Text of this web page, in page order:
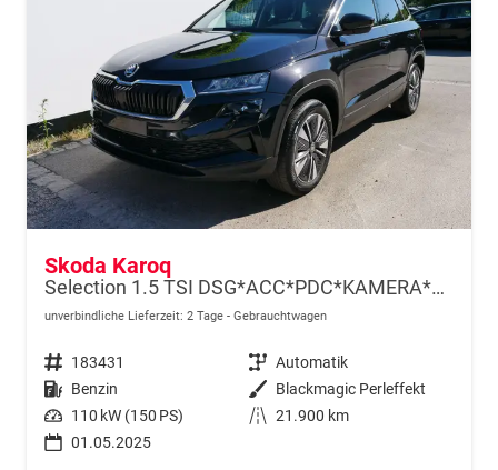
Skoda Karoq
Selection 1.5 TSI DSG*ACC*PDC*KAMERA*TEMPOMAT*LED*SMARTLINK*KLIMA*RADIO*17-ZOLL
unverbindliche Lieferzeit: 2 Tage Gebrauchtwagen
Fahrzeugnr. 183431 Getriebe Automatik
Kraftstoff Benzin Außenfarbe Blackmagic Perleffekt
Leistung 110 kW (150 PS) Kilometerstand 21.900 km
01.05.2025